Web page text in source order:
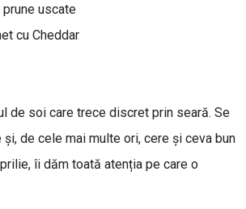
prune uscate
cu Cheddar
de soi care trece discret prin seară. Se
de cele mai multe ori, cere și ceva bun
îi dăm toată atenția pe care o